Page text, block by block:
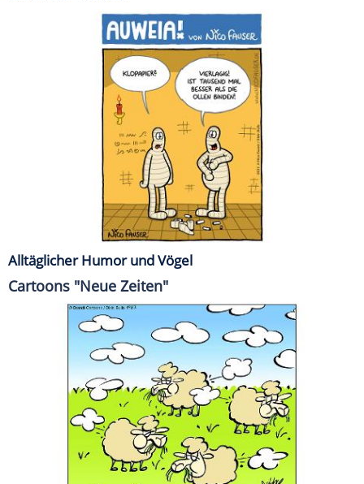
Alltäglicher Humor und Vögel
Cartoons "Neue Zeiten"